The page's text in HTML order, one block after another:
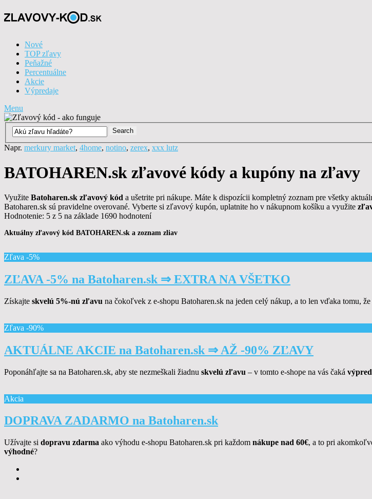
Nové
TOP zľavy
Peňažné
Percentuálne
Akcie
Výpredaje
Menu
Napr. merkury market, 4home, notino, zerex, xxx lutz
BATOHAREN.sk zľavové kódy a kupóny na zľavy
Využite Batoharen.sk zľavový kód a ušetrite pri nákupe. Máte k dispozícii kompletný zoznam pre všetky
Batoharen.sk sú pravidelne overované. Vyberte si zľavový kupón, uplatnite ho v nákupnom košíku a využite
Hodnotenie: 5 z 5 na základe 1690 hodnotení
Aktuálny zľavový kód BATOHAREN.sk a zoznam zliav
Zľava -5%
ZĽAVA -5% na Batoharen.sk ⇒ EXTRA NA VŠETKO
Získajte skvelú 5%-nú zľavu na čokoľvek z e-shopu Batoharen.sk na jeden celý nákup, a to len vďaka tomu, že
Zľava -90%
AKTUÁLNE AKCIE na Batoharen.sk ⇒ AŽ -90% ZĽAVY
Poponáhľajte sa na Batoharen.sk, aby ste nezmeškali žiadnu skvelú zľavu – v tomto e-shope na vás čaká
Akcia
DOPRAVA ZADARMO na Batoharen.sk
Užívajte si dopravu zdarma ako výhodu e-shopu Batoharen.sk pri každom nákupe nad 60€, a to pri
výhodné?